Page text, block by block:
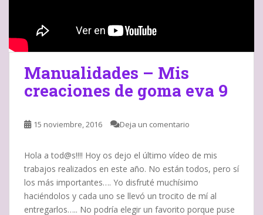
Manualidades – Mis
creaciones de goma eva 9
15 noviembre, 2016 Deja un comentario
Hola a tod@s!!!! Hoy os dejo el último vídeo de mis
trabajos realizados en este año. No están todos, pero sí
los más importantes…. Yo disfruté muchísimo
haciéndolos y cada uno se llevó un trocito de mí al
entregarlos….. No podría elegir un favorito porque puse